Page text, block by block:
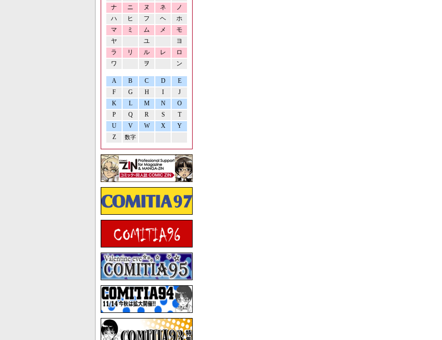
ナ
ニ ヌ ネ
ノ
ハ
ヒ フ ヘ
ホ
マ
ミ ム メ
モ
ヤ
ユ
ヨ
ラ
リ ル レ
ロ
ワ
ヲ ン
A B C D
E
F
G H I
J
K
L M N
O
P
Q R S
T
U
V W X
Y
Z
数字